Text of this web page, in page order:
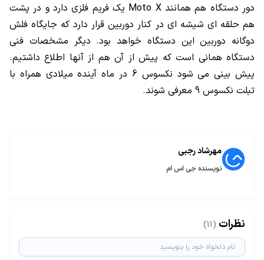
دور دستگاه هم همانند Moto X یک فریم فلزی دارد و در پشت
هم حلقه ای شیشه ای در کنار دوربین قرار دارد که جایگاه فلش
دوگانه دوربین این دستگاه خواهد بود. دیگر مشخصات فنی
دستگاه همانی است که پیش از آن هم از آنها اطلاع داشتیم.
پیش بینی می شود نکسوس 6 در ماه آینده میلادی همراه با
تبلت نکسوس 9 معرفی شوند.
مهرشاد رجبی
نویسنده جی اس ام
نظرات (11)